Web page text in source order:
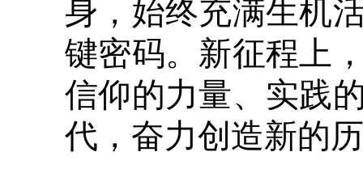
身，始终充满生机
键密码。新征程上
信仰的力量、实践
代，奋力创造新的